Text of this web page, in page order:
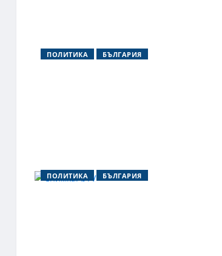
ПОЛИТИКА БЪЛГАРИЯ
ПОЛИТИКА БЪЛГАРИЯ